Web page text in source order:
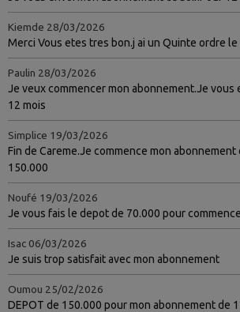
Kiemde 28/03/2026
Merci Vous etes tres bon.j ai un Quinte ordre le
Paulin 28/03/2026
Je veux commencer mon abonnement.Je vous
12 mois
Simplice 19/03/2026
Fin de Careme.Je commence mon abonnement
150.000
Noufé 19/03/2026
Je vous fais le depot de 70.000 pour
Isac 06/03/2026
Je suis trop satisfait avec mon abonnement
Oumou 25/02/2026
DEPOT de 150.000 pour mon abonnement de